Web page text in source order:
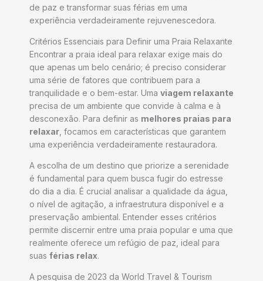
de paz e transformar suas férias em uma
experiência verdadeiramente rejuvenescedora.
Critérios Essenciais para Definir uma Praia Relaxante
Encontrar a praia ideal para relaxar exige mais do
que apenas um belo cenário; é preciso considerar
uma série de fatores que contribuem para a
tranquilidade e o bem-estar. Uma viagem relaxante
precisa de um ambiente que convide à calma e à
desconexão. Para definir as melhores praias para
relaxar , focamos em características que garantem
uma experiência verdadeiramente restauradora.
A escolha de um destino que priorize a serenidade
é fundamental para quem busca fugir do estresse
do dia a dia. É crucial analisar a qualidade da água,
o nível de agitação, a infraestrutura disponível e a
preservação ambiental. Entender esses critérios
permite discernir entre uma praia popular e uma que
realmente oferece um refúgio de paz, ideal para
suas férias relax.
A pesquisa de 2023 da World Travel & Tourism